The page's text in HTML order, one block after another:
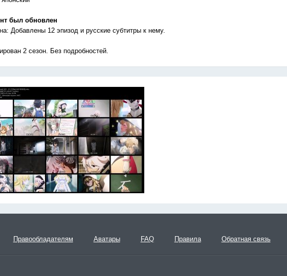
был обновлен
Добавлены 12 эпизод и русские субтитры к нему.
2 сезон. Без подробностей.
Правообладателям Аватары FAQ Правила Обратная связь